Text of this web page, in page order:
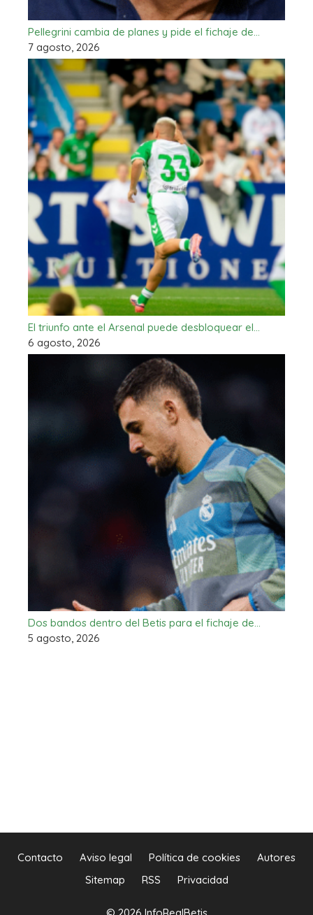
Pellegrini cambia de planes y pide el fichaje de…
7 agosto, 2026
El triunfo ante el Arsenal puede desbloquear el…
6 agosto, 2026
Dos bandos dentro del Betis para el fichaje de…
5 agosto, 2026
Contacto Aviso legal Política de cookies
Autores
Sitemap
RSS Privacidad